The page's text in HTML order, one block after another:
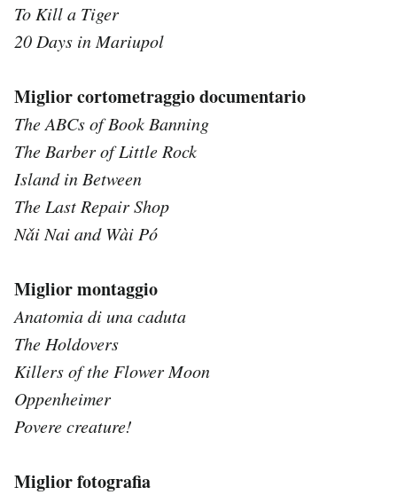
To Kill a Tiger
20 Days in Mariupol
Miglior cortometraggio documentario
The ABCs of Book Banning
The Barber of Little Rock
Island in Between
The Last Repair Shop
Nǎi Nai and Wài Pó
Miglior montaggio
Anatomia di una caduta
The Holdovers
Killers of the Flower Moon
Oppenheimer
Povere creature!
Miglior fotografia